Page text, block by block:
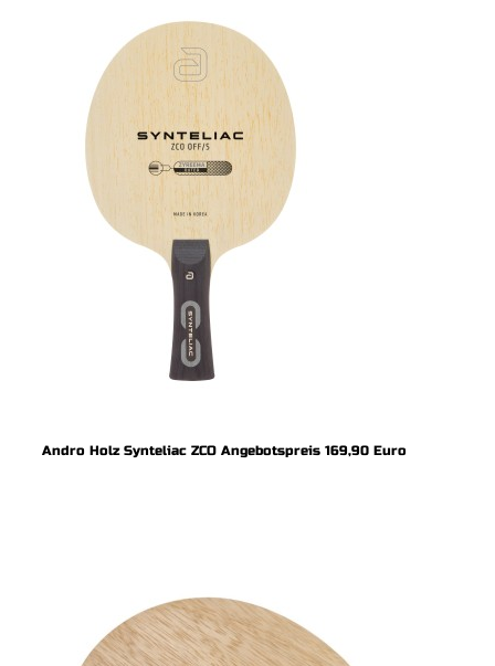
Andro Holz Synteliac ZCO Angebotspreis 169,90 Euro